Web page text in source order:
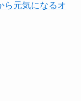
ら元気になるオ